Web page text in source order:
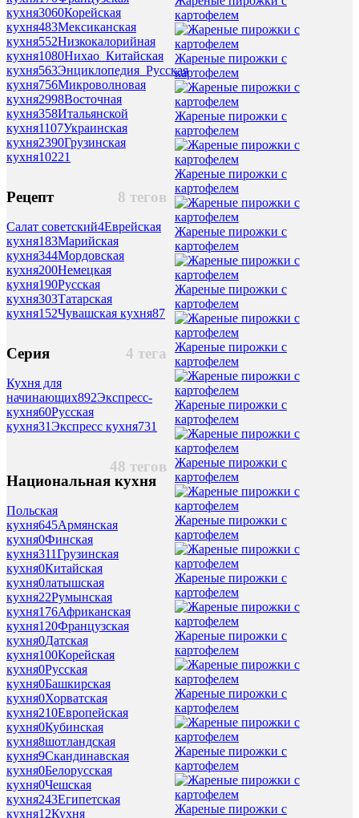
кухня3060Корейская
кухня483Мексиканская
кухня552Низкокалорийная
кухня1080Нихао_Китайская
кухня563Энциклопедия_Русская
кухня756Микроволновая
кухня2998Восточная
кухня358Итальянской
кухня1107Украинская
кухня2390Грузинская
кухня10221
8 тегов
Рецепт
Салат советский4Еврейская
кухня183Марийская
кухня344Мордовская
кухня200Немецкая
кухня190Русская
кухня303Татарская
кухня152Чувашская кухня87
4 тега
Серия
Кухня для
начинающих892Экспресс-
кухня60Русская
кухня31 Экспресс кухня731
48 тегов
Национальная кухня
Польская
кухня645Армянская
кухня0Финская
кухня311Грузинская
кухня0Китайская
кухня0латышская
кухня22Румынская
кухня176Африканская
кухня120Французская
кухня0Датская
кухня100Корейская
кухня0Русская
кухня0Башкирская
кухня0Хорватская
кухня210Европейская
кухня0Кубинская
кухня8шотландская
кухня9Скандинавская
кухня0Белорусская
кухня0Чешская
кухня243Египетская
кухня12Кухня
картофелем
Жареные пирожки с
картофелем
Жареные пирожки с
картофелем
Жареные пирожки с
картофелем
Жареные пирожки с
картофелем
Жареные пирожки с
картофелем
Жареные пирожки с
картофелем
Жареные пирожки с
картофелем
Жареные пирожки с
картофелем
Жареные пирожки с
картофелем
Жареные пирожки с
картофелем
Жареные пирожки с
картофелем
Жареные пирожки с
картофелем
Жареные пирожки с
картофелем
Жареные пирожки с